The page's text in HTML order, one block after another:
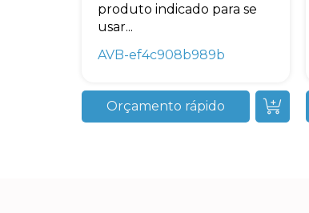
produto indicado para se
usar...
AVB-ef4c908b989b
Orçamento rápido